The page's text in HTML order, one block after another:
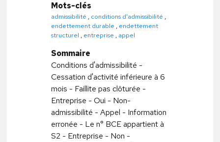
Mots-clés
admissibilité , conditions d'admissibilité ,
endettement durable , endettement
structurel , entreprise , appel
Sommaire
Conditions d'admissibilité -
Cessation d'activité inférieure à 6
mois - Faillite pas clôturée -
Entreprise - Oui - Non-
admissibilité - Appel - Information
erronée - Le n° BCE appartient à
S2 - Entreprise - Non -